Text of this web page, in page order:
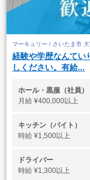
マーキュリー / さいたま市
経験や学歴なんてい
しください。有給...
ホール・黒服（社員）
月給 ¥400,000以上
キッチン（バイト）
時給 ¥1,500以上
ドライバー
時給 ¥1,300以上